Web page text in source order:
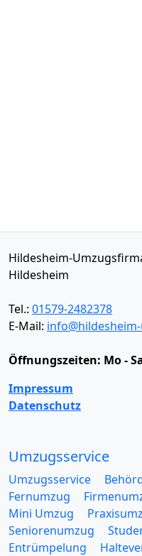
Hildesheim-
Hildesheim
Tel.: 01579-2482378
E-Mail:
Öffnungszeiten: Mo -
Impressum
Datenschutz
Umzugsservice
Umzugsservice
Fernumzug
Mini Umzug
Seniorenumzug
Entrümpelung